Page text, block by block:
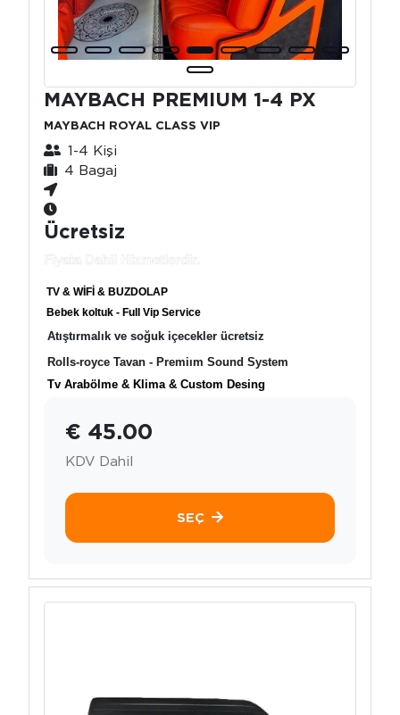
MAYBACH PREMIUM 1-4 PX
MAYBACH ROYAL CLASS VIP
1-4 Kişi
4 Bagaj
Ücretsiz
Fiyata Dahil Hizmetlerdir.
TV & WİFİ & BUZDOLAP
Bebek koltuk - Full Vip Service
Atıştırmalık ve soğuk içecekler ücretsiz
Rolls-royce Tavan - Premiım Sound System
Tv Arabölme & Klima & Custom Desing
€ 45.00
KDV Dahil
SEÇ